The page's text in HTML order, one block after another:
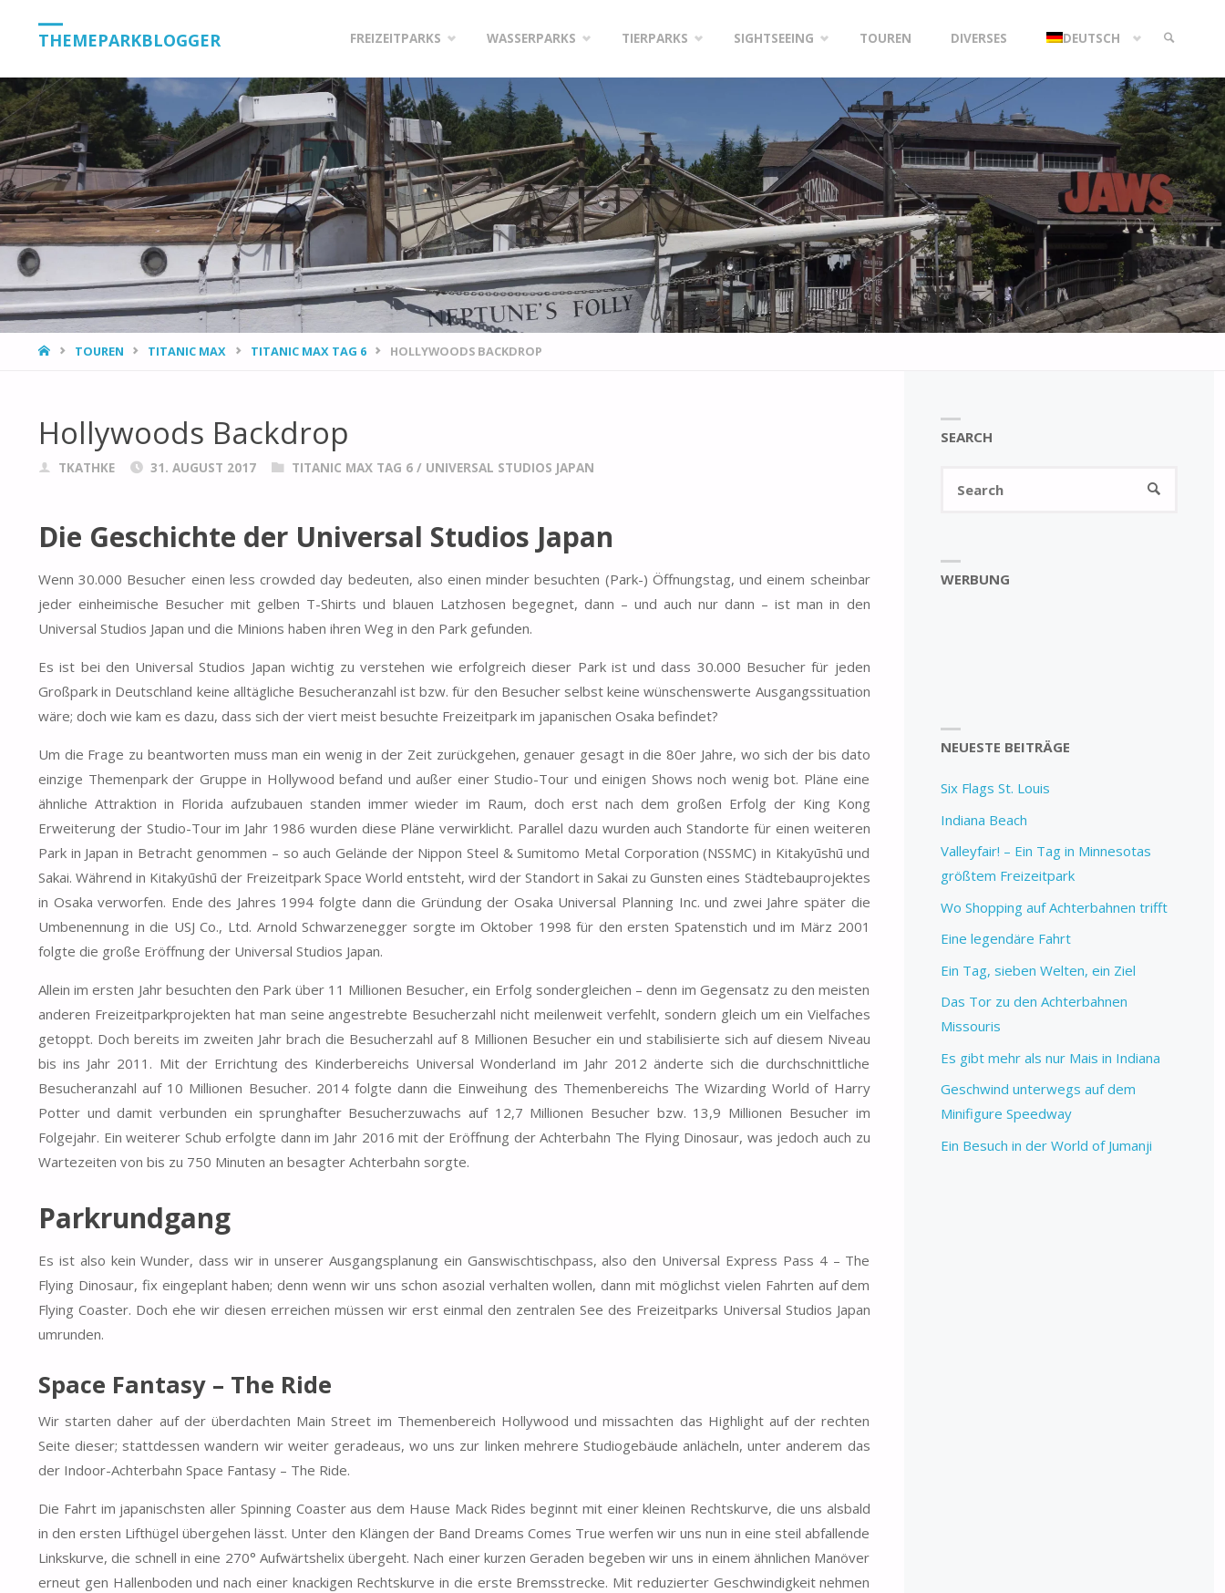
THEMEPARKBLOGGER
content
FREIZEITPARKS WASSERPARKS TIERPARKS SIGHTSEEING TOUREN DIVERSES DEUTSCH
SEARCH
HOMETOUREN TITANIC MAX TITANIC MAX TAG 6 HOLLYWOODS BACKDROP
Hollywoods Backdrop
TKATHKE 31. AUGUST 2017 TITANIC MAX TAG 6/ UNIVERSAL STUDIOS JAPAN
Die Geschichte der Universal Studios Japan
Wenn 30.000 Besucher einen less crowded day bedeuten, also einen minder besuchten (Park-) Öffnungstag, und einem scheinbar
jeder einheimische Besucher mit gelben T-Shirts und blauen Latzhosen begegnet, dann – und auch nur dann – ist man in den
Universal Studios Japan und die Minions haben ihren Weg in den Park gefunden.
Es ist bei den Universal Studios Japan wichtig zu verstehen wie erfolgreich dieser Park ist und dass 30.000 Besucher für jeden
Großpark in Deutschland keine alltägliche Besucheranzahl ist bzw. für den Besucher selbst keine wünschenswerte Ausgangssituation
wäre; doch wie kam es dazu, dass sich der viert meist besuchte Freizeitpark im japanischen Osaka befindet?
Um die Frage zu beantworten muss man ein wenig in der Zeit zurückgehen, genauer gesagt in die 80er Jahre, wo sich der bis dato
einzige Themenpark der Gruppe in Hollywood befand und außer einer Studio-Tour und einigen Shows noch wenig bot. Pläne eine
ähnliche Attraktion in Florida aufzubauen standen immer wieder im Raum, doch erst nach dem großen Erfolg der King Kong
Erweiterung der Studio-Tour im Jahr 1986 wurden diese Pläne verwirklicht. Parallel dazu wurden auch Standorte für einen weiteren
Park in Japan in Betracht genommen – so auch Gelände der Nippon Steel & Sumitomo Metal Corporation (NSSMC) in Kitakyūshū und
Sakai. Während in Kitakyūshū der Freizeitpark Space World entsteht, wird der Standort in Sakai zu Gunsten eines Städtebauprojektes
in Osaka verworfen. Ende des Jahres 1994 folgte dann die Gründung der Osaka Universal Planning Inc. und zwei Jahre später die
Umbenennung in die USJ Co., Ltd. Arnold Schwarzenegger sorgte im Oktober 1998 für den ersten Spatenstich und im März 2001
folgte die große Eröffnung der Universal Studios Japan.
Allein im ersten Jahr besuchten den Park über 11 Millionen Besucher, ein Erfolg sondergleichen – denn im Gegensatz zu den meisten
anderen Freizeitparkprojekten hat man seine angestrebte Besucherzahl nicht meilenweit verfehlt, sondern gleich um ein Vielfaches
getoppt. Doch bereits im zweiten Jahr brach die Besucherzahl auf 8 Millionen Besucher ein und stabilisierte sich auf diesem Niveau
bis ins Jahr 2011. Mit der Errichtung des Kinderbereichs Universal Wonderland im Jahr 2012 änderte sich die durchschnittliche
Besucheranzahl auf 10 Millionen Besucher. 2014 folgte dann die Einweihung des Themenbereichs The Wizarding World of Harry
Potter und damit verbunden ein sprunghafter Besucherzuwachs auf 12,7 Millionen Besucher bzw. 13,9 Millionen Besucher im
Folgejahr. Ein weiterer Schub erfolgte dann im Jahr 2016 mit der Eröffnung der Achterbahn The Flying Dinosaur, was jedoch auch zu
Wartezeiten von bis zu 750 Minuten an besagter Achterbahn sorgte.
Parkrundgang
Es ist also kein Wunder, dass wir in unserer Ausgangsplanung ein Ganswischtischpass, also den Universal Express Pass 4 – The
Flying Dinosaur, fix eingeplant haben; denn wenn wir uns schon asozial verhalten wollen, dann mit möglichst vielen Fahrten auf dem
Flying Coaster. Doch ehe wir diesen erreichen müssen wir erst einmal den zentralen See des Freizeitparks Universal Studios Japan
umrunden.
Space Fantasy – The Ride
Wir starten daher auf der überdachten Main Street im Themenbereich Hollywood und missachten das Highlight auf der rechten
Seite dieser; stattdessen wandern wir weiter geradeaus, wo uns zur linken mehrere Studiogebäude anlächeln, unter anderem das
der Indoor-Achterbahn Space Fantasy – The Ride.
Die Fahrt im japanischsten aller Spinning Coaster aus dem Hause Mack Rides beginnt mit einer kleinen Rechtskurve, die uns alsbald
in den ersten Lifthügel übergehen lässt. Unter den Klängen der Band Dreams Comes True werfen wir uns nun in eine steil abfallende
Linkskurve, die schnell in eine 270° Aufwärtshelix übergeht. Nach einer kurzen Geraden begeben wir uns in einem ähnlichen Manöver
erneut gen Hallenboden und nach einer knackigen Rechtskurve in die erste Bremsstrecke. Mit reduzierter Geschwindigkeit nehmen
SEARCH
SEARCH
WERBUNG
NEUESTE BEITRÄGE
Six Flags St. Louis
Indiana Beach
Valleyfair! – Ein Tag in Minnesotas
größtem Freizeitpark
Wo Shopping auf Achterbahnen trifft
Eine legendäre Fahrt
Ein Tag, sieben Welten, ein Ziel
Das Tor zu den Achterbahnen
Missouris
Es gibt mehr als nur Mais in Indiana
Geschwind unterwegs auf dem
Minifigure Speedway
Ein Besuch in der World of Jumanji